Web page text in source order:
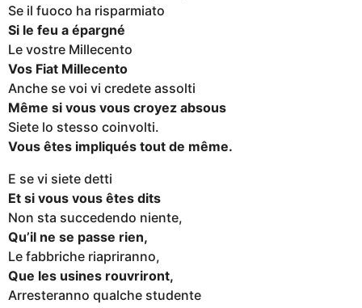
Se il fuoco ha risparmiato
Si le feu a épargné
Le vostre Millecento
Vos Fiat Millecento
Anche se voi vi credete assolti
Même si vous vous croyez absous
Siete lo stesso coinvolti.
Vous êtes impliqués tout de même.
E se vi siete detti
Et si vous vous êtes dits
Non sta succedendo niente,
Qu’il ne se passe rien,
Le fabbriche riapriranno,
Que les usines rouvriront,
Arresteranno qualche studente